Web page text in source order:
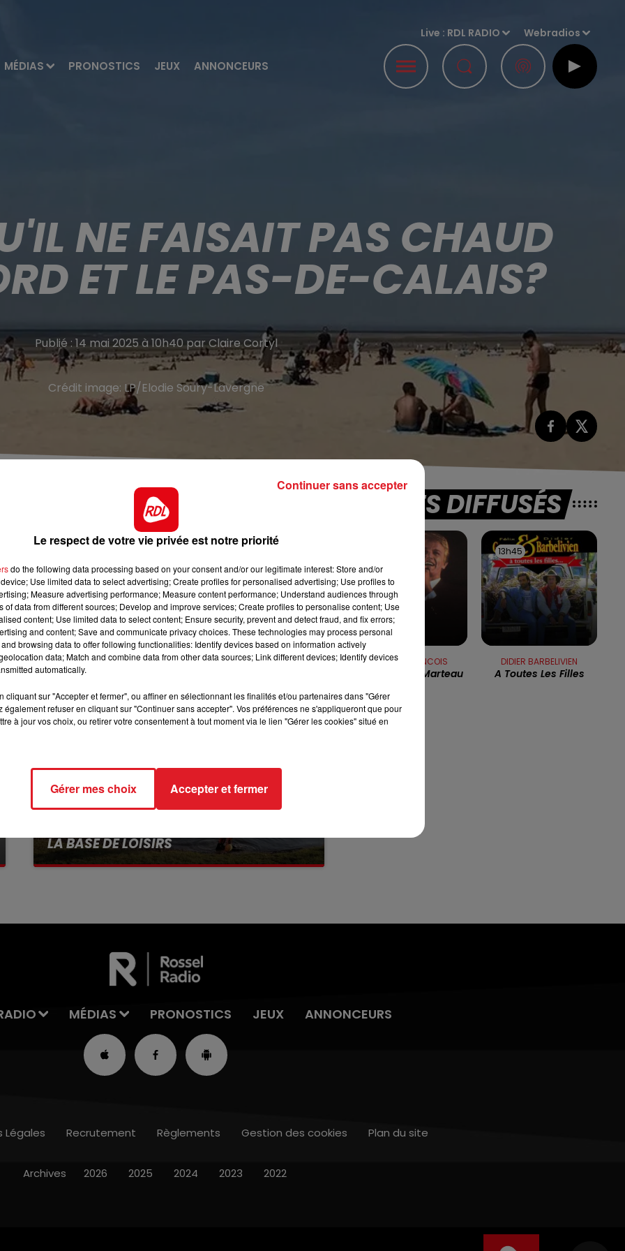
MÉDIAS PRONOSTICS JEUX ANNONCEURS
Live : RDL RADIO Webradios
16h00 - 19h00
LE JUKEBOX RDL
7h00 - 10h00
DEBOUT C'EST L'HEURE
NE FAISAIT PAS CHAUD
ET LE PAS-DE-CALAIS?
Publié : 14 mai 2025 à 10h40 par Claire Cortyl
Crédit image: LP/Elodie Soury-Lavergne
a été la ville la plus ensoleillée de France!
de France en avril 2025, avec 271 heures de
comme Nice et qui représente près de 50% de
météo clémente s'accompagne d'un déficit de
moyennes habituelles dans plusieurs villes du Pas-de-
13 juillet 2026
LA BASE DE LOISIRS
La victime a coulé à pic
TITRES DIFFUSÉS
CLAUDE FRANCOIS
Si J'avais Un Marteau
13h45
13h45
DIDIER BARBELIVIEN
A Toutes Les Filles
MÉDIAS PRONOSTICS JEUX ANNONCEURS
Légales Recrutement Règlements Gestion des cookies Plan du site
Archives 2026 2025 2024 2023 2022
Le respect de votre vie privée est notre priorité
do the following data processing based on your consent and/or our legitimate interest: Store and/or
Use limited data to select advertising; Create profiles for personalised advertising; Use profiles to
Measure advertising performance; Measure content performance; Understand audiences through
of data from different sources; Develop and improve services; Create profiles to personalise content; Use
content; Use limited data to select content; Ensure security, prevent and detect fraud, and fix errors;
and content; Save and communicate privacy choices. These technologies may process personal
browsing data to offer following functionalities: Identify devices based on information actively
data; Match and combine data from other data sources; Link different devices; Identify devices
automatically.
cliquant sur "Accepter et fermer", ou affiner en sélectionnant les finalités et/ou partenaires dans "Gérer
également refuser en cliquant sur "Continuer sans accepter". Vos préférences ne s'appliqueront que pour
à jour vos choix, ou retirer votre consentement à tout moment via le lien "Gérer les cookies" situé en
Gérer mes choix Accepter et fermer
Continuer sans accepter